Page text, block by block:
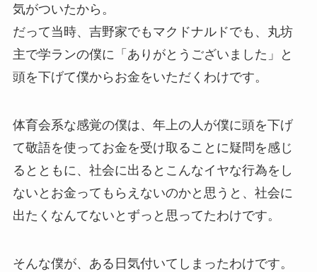
気がついたから。
だって当時、吉野家でもマクドナルドでも、丸坊
主で学ランの僕に「ありがとうございました」と
頭を下げて僕からお金をいただくわけです。
体育会系な感覚の僕は、年上の人が僕に頭を下げ
て敬語を使ってお金を受け取ることに疑問を感じ
るとともに、社会に出るとこんなイヤな行為をし
ないとお金ってもらえないのかと思うと、社会に
出たくなんてないとずっと思ってたわけです。
そんな僕が、ある日気付いてしまったわけです。